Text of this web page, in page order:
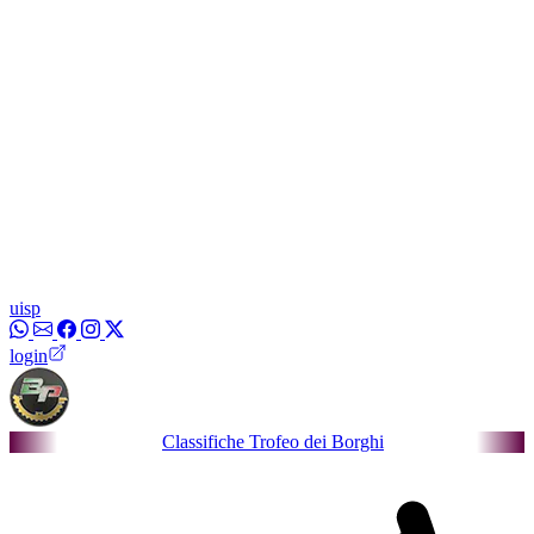
uisp
login
Classifiche Trofeo dei Borghi